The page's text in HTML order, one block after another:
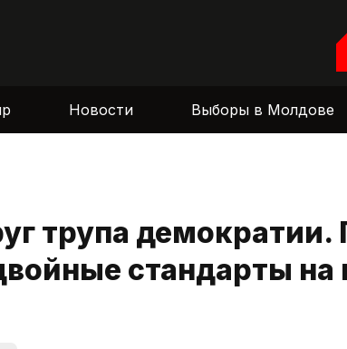
Новости Выборы в Молдове
трупа демократии.
стандарты на